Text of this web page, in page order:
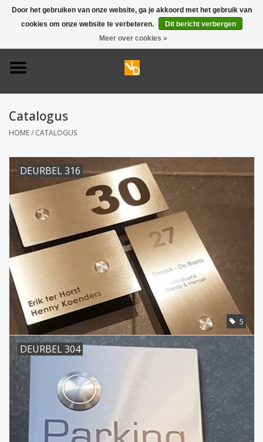
0 Artikelen - €0,00
Deurbel 304
Huisnummers
Naamplaten
Opruiming
Catalogus
HOME/ CATALOGUS
DEURBEL 316
5
DEURBEL 304
Door het gebruiken van onze website, ga je akkoord met het gebruik van
cookies om onze website te verbeteren.
Dit bericht verbergen
Meer over cookies »